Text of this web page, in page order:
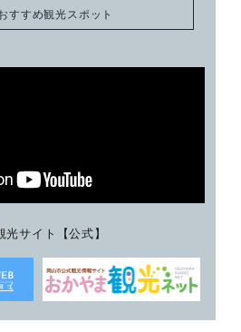
すすめ観光スポット
光サイト【公式】